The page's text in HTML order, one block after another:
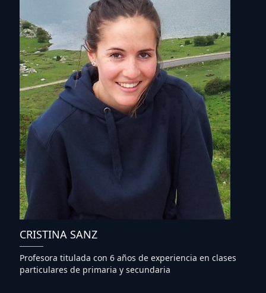
CRISTINA SANZ
Profesora titulada con 6 años de experiencia en clases
particulares de primaria y secundaria